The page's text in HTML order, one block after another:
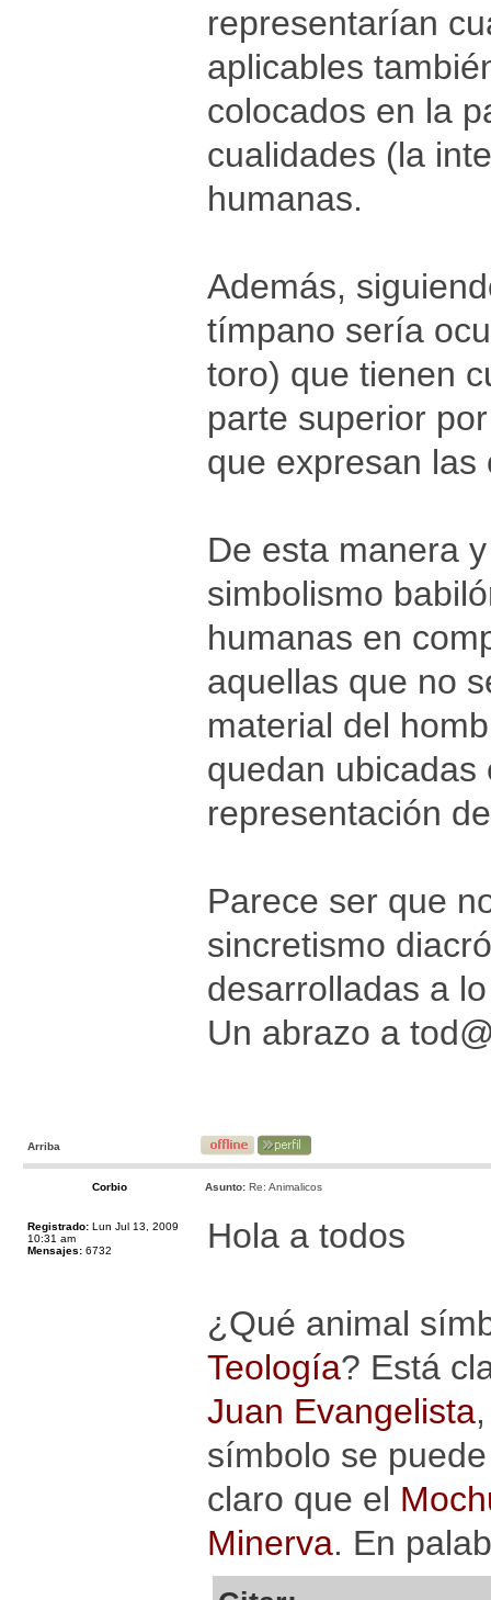
representarían
aplicables
colocados en la
cualidades (la
humanas.
Además,
tímpano sería
toro) que tienen
parte superior
que expresan
De esta manera
simbolismo
humanas en
aquellas que no
material del
quedan
representación
Parece ser que
sincretismo
desarrolladas a
Un abrazo a
Arriba
Corbio Asunto: Re: Animalicos
Registrado: Lun Jul 13, 2009
10:31 am
Mensajes: 6732 Hola a todos
¿Qué animal
Teología? Está
Juan Evangelista
símbolo se
claro que el
Minerva. En